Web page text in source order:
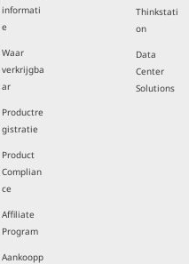
informati
e
Waar
verkrijgba
ar
Productre
gistratie
Product
Complian
ce
Affiliate
Program
Aankoopp
Thinkstati
on
Data
Center
Solutions